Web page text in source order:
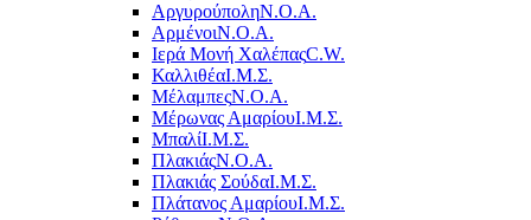
ΑργυρούποληΝ.Ο.Α.
ΑρμένοιΝ.Ο.Α.
Ιερά Μονή ΧαλέπαςC.W.
ΚαλλιθέαΙ.Μ.Σ.
ΜέλαμπεςΝ.Ο.Α.
Μέρωνας ΑμαρίουΙ.Μ.Σ.
ΜπαλίΙ.Μ.Σ.
ΠλακιάςΝ.Ο.Α.
Πλακιάς ΣούδαΙ.Μ.Σ.
Πλάτανος ΑμαρίουΙ.Μ.Σ.